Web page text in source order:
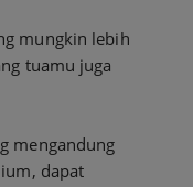
mungkin lebih
tuamu juga
mengandung
dapat